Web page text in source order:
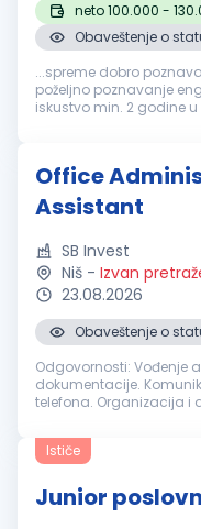
neto 100.000 -
Obaveštenje o
...spreme dobro
poželjno poznavanje
iskustvo min. 2 godine
Office
Assistant
SB Invest
Niš - Izvan
23.08.2026
Obaveštenje o
Odgovornosti: Vođenje administracije i poslovne
dokumentacije.
telefona. Organizacija i
profilima firme na
Ističe
Junior